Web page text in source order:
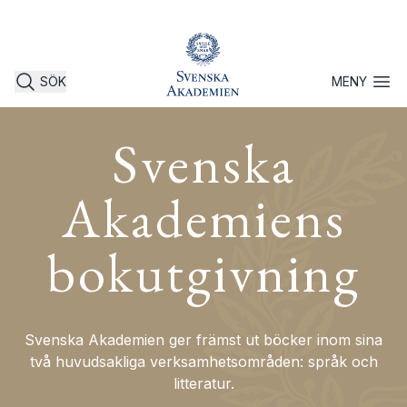
SÖK MENYÖppna
Svenska
Akademiens
bokutgivning
Svenska Akademien ger främst ut böcker inom sina
två huvudsakliga verksamhetsområden: språk och
litteratur.